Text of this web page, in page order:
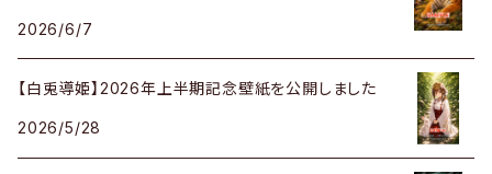
2026/6/7
【白兎導姫】2026年上半期記念壁紙を公開しました
2026/5/28